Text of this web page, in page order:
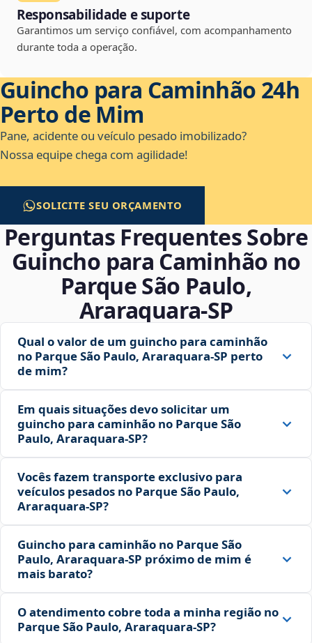
Responsabilidade e suporte
Garantimos um serviço confiável, com acompanhamento
durante toda a operação.
Guincho para Caminhão 24h
Perto de Mim
Pane, acidente ou veículo pesado imobilizado?
Nossa equipe chega com agilidade!
SOLICITE SEU ORÇAMENTO
Perguntas Frequentes Sobre
Guincho para Caminhão no
Parque São Paulo,
Araraquara‑SP
Qual o valor de um guincho para caminhão
no Parque São Paulo, Araraquara‑SP perto
de mim?
Em quais situações devo solicitar um
guincho para caminhão no Parque São
Paulo, Araraquara‑SP?
Vocês fazem transporte exclusivo para
veículos pesados no Parque São Paulo,
Araraquara‑SP?
Guincho para caminhão no Parque São
Paulo, Araraquara‑SP próximo de mim é
mais barato?
O atendimento cobre toda a minha região no
Parque São Paulo, Araraquara‑SP?